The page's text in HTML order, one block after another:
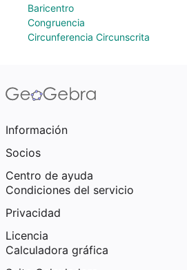
Baricentro
Congruencia
Circunferencia Circunscrita
Información
Socios
Centro de ayuda
Condiciones del servicio
Privacidad
Licencia
Calculadora gráfica